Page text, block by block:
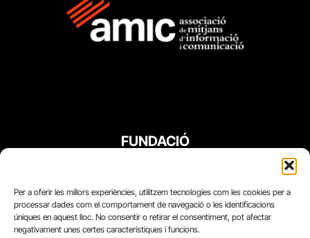
Per a oferir les millors experiències, utilitzem tecnologies com les cookies per a
processar dades com el comportament de navegació o les identificacions
úniques en aquest lloc. No consentir o retirar el consentiment, pot afectar
negativament unes certes característiques i funcions.
FUNDACIÓ